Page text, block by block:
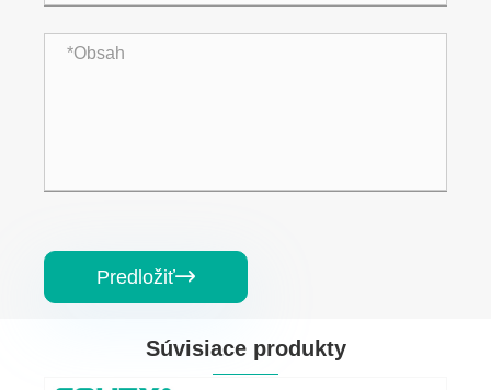
Predložiť
Súvisiace produkty